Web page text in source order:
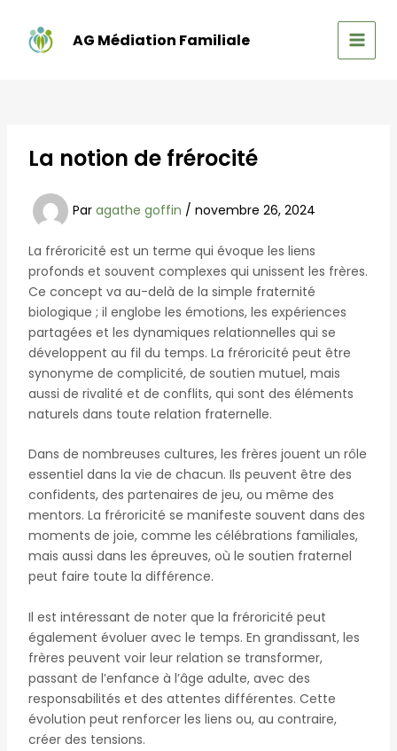
contenu
AG Médiation Familiale
MAIN
La notion de frérocité
Par agathe goffin / novembre 26, 2024
La fréroricité est un terme qui évoque les liens
profonds et souvent complexes qui unissent les frères.
Ce concept va au-delà de la simple fraternité
biologique ; il englobe les émotions, les expériences
partagées et les dynamiques relationnelles qui se
développent au fil du temps. La fréroricité peut être
synonyme de complicité, de soutien mutuel, mais
aussi de rivalité et de conflits, qui sont des éléments
naturels dans toute relation fraternelle.
Dans de nombreuses cultures, les frères jouent un rôle
essentiel dans la vie de chacun. Ils peuvent être des
confidents, des partenaires de jeu, ou même des
mentors. La fréroricité se manifeste souvent dans des
moments de joie, comme les célébrations familiales,
mais aussi dans les épreuves, où le soutien fraternel
peut faire toute la différence.
Il est intéressant de noter que la fréroricité peut
également évoluer avec le temps. En grandissant, les
frères peuvent voir leur relation se transformer,
passant de l’enfance à l’âge adulte, avec des
responsabilités et des attentes différentes. Cette
évolution peut renforcer les liens ou, au contraire,
créer des tensions.